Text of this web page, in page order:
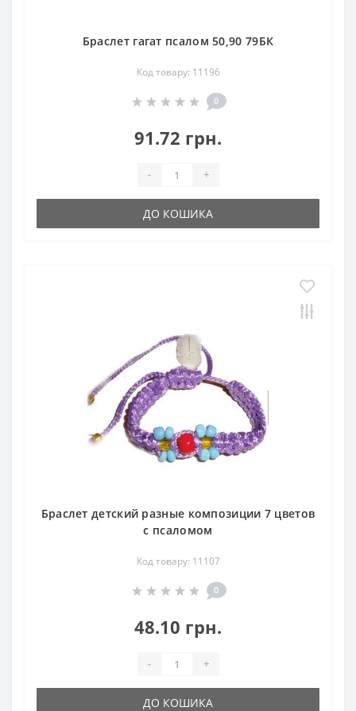
Браслет гагат псалом 50,90 79БК
Код товару: 11196
0
91.72 грн.
- +
ДО КОШИКА
Браслет детский разные композиции 7 цветов
с псаломом
Код товару: 11107
0
48.10 грн.
- +
ДО КОШИКА